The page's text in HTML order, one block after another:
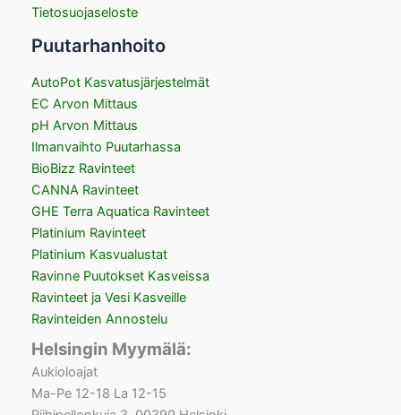
Tietosuojaseloste
Puutarhanhoito
AutoPot Kasvatusjärjestelmät
EC Arvon Mittaus
pH Arvon Mittaus
Ilmanvaihto Puutarhassa
BioBizz Ravinteet
CANNA Ravinteet
GHE Terra Aquatica Ravinteet
Platinium Ravinteet
Platinium Kasvualustat
Ravinne Puutokset Kasveissa
Ravinteet ja Vesi Kasveille
Ravinteiden Annostelu
Helsingin Myymälä:
Aukioloajat
Ma-Pe 12-18 La 12-15